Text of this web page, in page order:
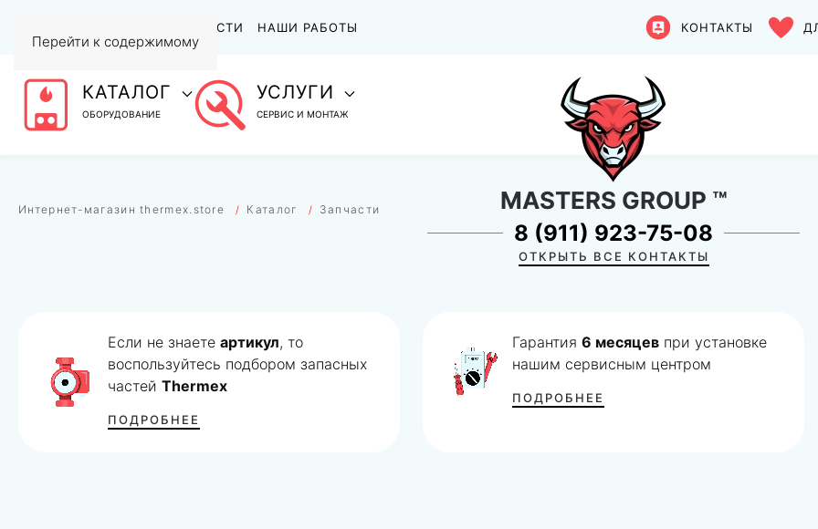
Перейти к содержимому
СТАТЬИ И НОВОСТИ НАШИ РАБОТЫ КОНТАКТЫ
КАТАЛОГ
ОБОРУДОВАНИЕ
УСЛУГИ
СЕРВИС И МОНТАЖ
Интернет-магазин thermex.store Каталог Запчасти MASTERS GROUP ™
8 (911) 923-75-08
ОТКРЫТЬ ВСЕ КОНТАКТЫ
Если не знаетеартикул, то
воспользуйтесь подбором запасных
частейThermex
ПОДРОБНЕЕ
Гарантия6 месяцев при установке
нашим сервисным центром
ПОДРОБНЕЕ